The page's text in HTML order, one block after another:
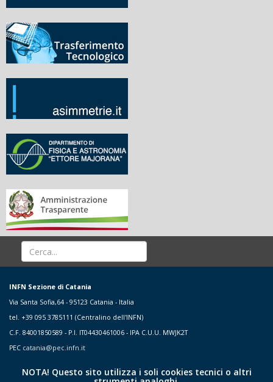
INFN Sezione di Catania
Via Santa Sofia,64 - 95123 Catania - Italia
tel. +39 095 3785111 (Centralino dell'INFN)
C.F. 84001850589 - P.I. IT04430461006 - IPA C.U.U. MWJK2T
PEC catania@pec.infn.it
NOTA! Questo sito utilizza i soli cookies tecnici o altri